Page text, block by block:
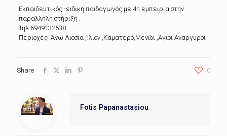
Εκπαιδευτικός -ειδική παιδαγωγός με 4η εμπειρία στην
παραλληλη στήριξη .
Τηλ 6949132538
Περιοχές .Άνω Λιοσια ,Ίλιον ,Καματερό,Μενιδι ,Άγιοι Αναργυροι
Share 0
Fotis Papanastasiou